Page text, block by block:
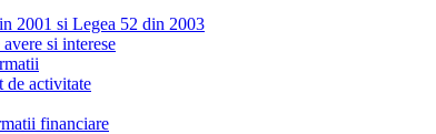
2001 si Legea 52 din 2003
si interese
de activitate
financiare